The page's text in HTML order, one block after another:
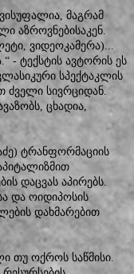
მაგრამ
აზროვნებისაკენ.
ვიდეოკამერა)...
- ტექსტის ავტორის ეს
სპექტაკლის
ძველი სივრციდან.
ცხადია,
ტრანფორმაციის
დაცვას აპირებს.
და ოიდიპოსის
დახმარებით
თუ ოქროს საწმისი.